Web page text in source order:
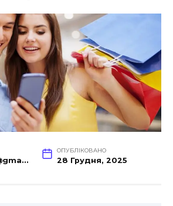
webseoupukr@gmail.com
ОПУБЛІКОВАНО
28 Грудня, 2025